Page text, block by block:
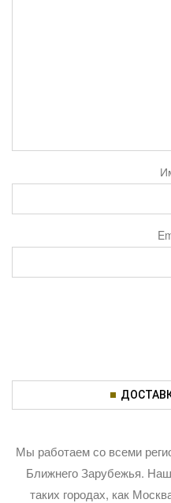
Мы работаем со всеми
Ближнего Зарубежья.
таких городах, как